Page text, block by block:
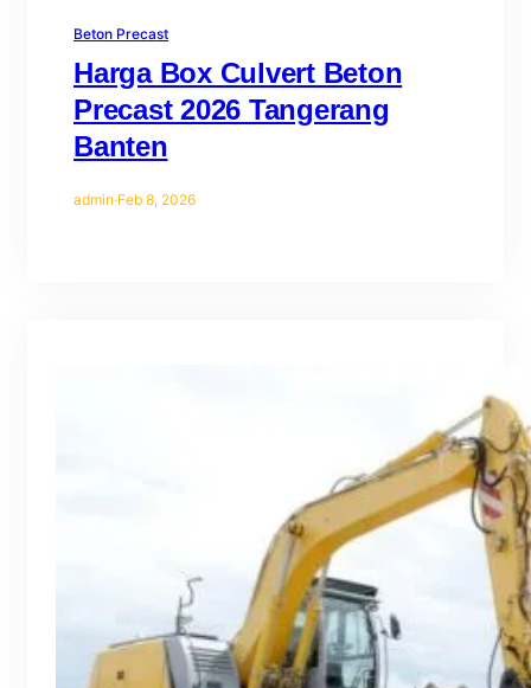
Beton Precast
Harga Box Culvert Beton
Precast 2026 Tangerang
Banten
admin·Feb 8, 2026